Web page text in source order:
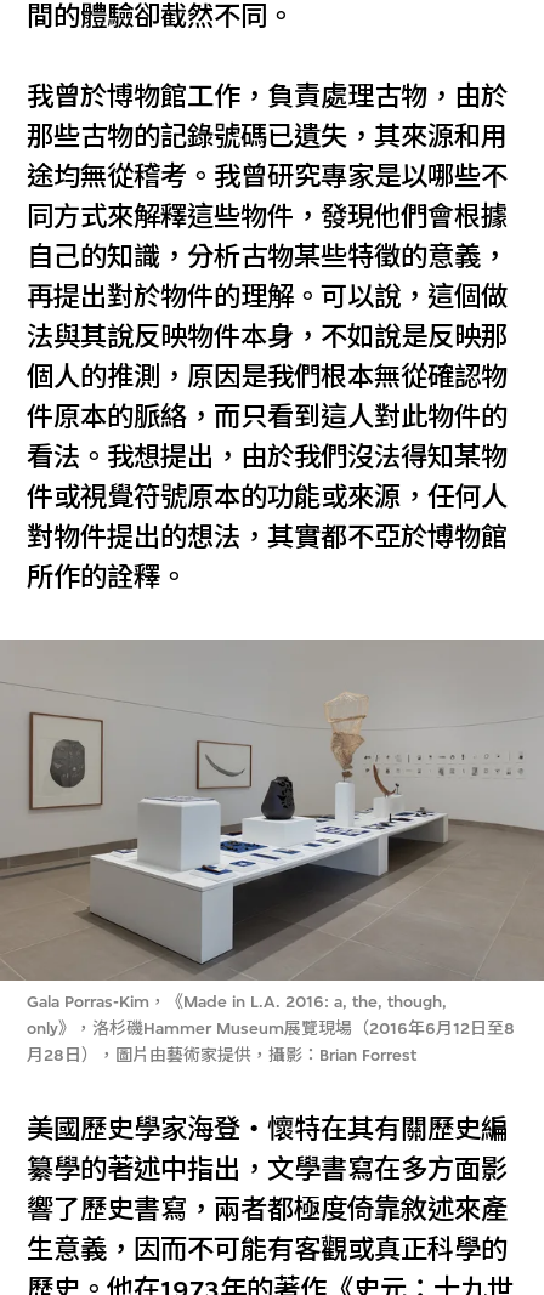
間的體驗卻截然不同。
我曾於博物館工作，負責處理古物，由於
那些古物的記錄號碼已遺失，其來源和用
途均無從稽考。我曾研究專家是以哪些不
同方式來解釋這些物件，發現他們會根據
自己的知識，分析古物某些特徵的意義，
再提出對於物件的理解。可以說，這個做
法與其說反映物件本身，不如說是反映那
個人的推測，原因是我們根本無從確認物
件原本的脈絡，而只看到這人對此物件的
看法。我想提出，由於我們沒法得知某物
件或視覺符號原本的功能或來源，任何人
對物件提出的想法，其實都不亞於博物館
所作的詮釋。
Gala Porras-Kim，《Made in L.A. 2016: a, the, though,
only》，洛杉磯Hammer Museum展覽現場（2016年6月12日至8
月28日），圖片由藝術家提供，攝影：Brian Forrest
美國歷史學家海登‧懷特在其有關歷史編
纂學的著述中指出，文學書寫在多方面影
響了歷史書寫，兩者都極度倚靠敘述來產
生意義，因而不可能有客觀或真正科學的